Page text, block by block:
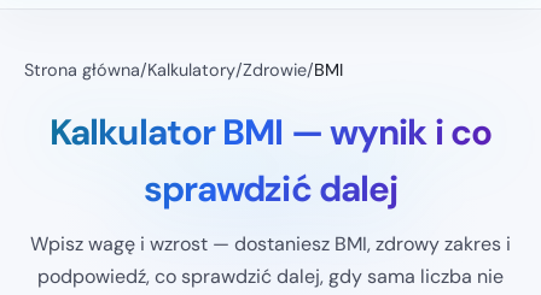
Strona główna/Kalkulatory/Zdrowie/BMI
Kalkulator BMI — wynik i co
sprawdzić dalej
Wpisz wagę i wzrost — dostaniesz BMI, zdrowy zakres i
podpowiedź, co sprawdzić dalej, gdy sama liczba nie